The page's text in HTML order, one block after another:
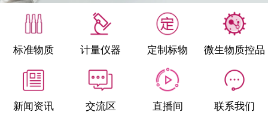
标准物质 计量仪器 定制标物 微生物质控品
新闻资讯 交流区 直播间 联系我们
微生物检测/质控品
定制标物
定制仪器